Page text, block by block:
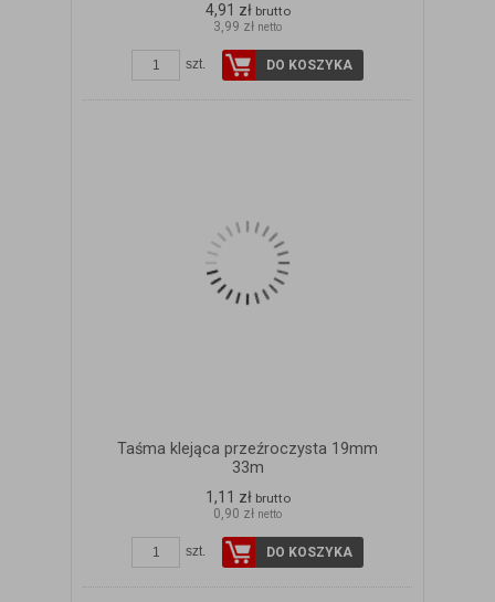
4,91 zł brutto
3,99 zł netto
szt. DO KOSZYKA
Taśma klejąca przeźroczysta 19mm
33m
1,11 zł brutto
0,90 zł netto
szt. DO KOSZYKA